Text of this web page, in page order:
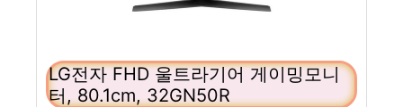
LG전자 FHD 울트라기어 게이밍모니
터, 80.1cm, 32GN50R